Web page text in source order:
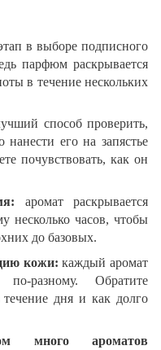
в выборе подписного
парфюм раскрывается
в течение нескольких
способ проверить,
его на запястье
почувствовать, как он
аромат раскрывается
несколько часов, чтобы
до базовых.
кожи:каждый аромат
разному. Обратите
дня и как долго
много ароматов